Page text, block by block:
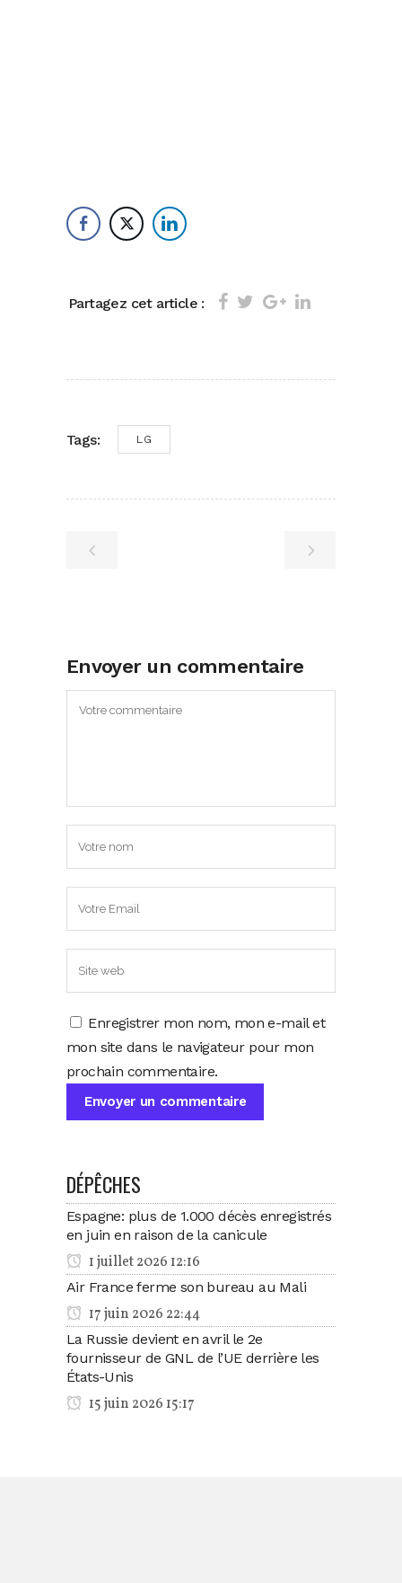
Partagez cet article :
Tags: LG
Envoyer un commentaire
Enregistrer mon nom, mon e-mail et
mon site dans le navigateur pour mon
prochain commentaire.
DÉPÊCHES
Espagne: plus de 1.000 décès enregistrés
en juin en raison de la canicule
1 juillet 2026 12:16
Air France ferme son bureau au Mali
17 juin 2026 22:44
La Russie devient en avril le 2e
fournisseur de GNL de l’UE derrière les
États-Unis
15 juin 2026 15:17